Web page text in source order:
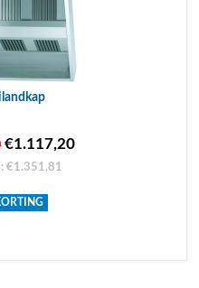
€1.117,20
€1.351,81